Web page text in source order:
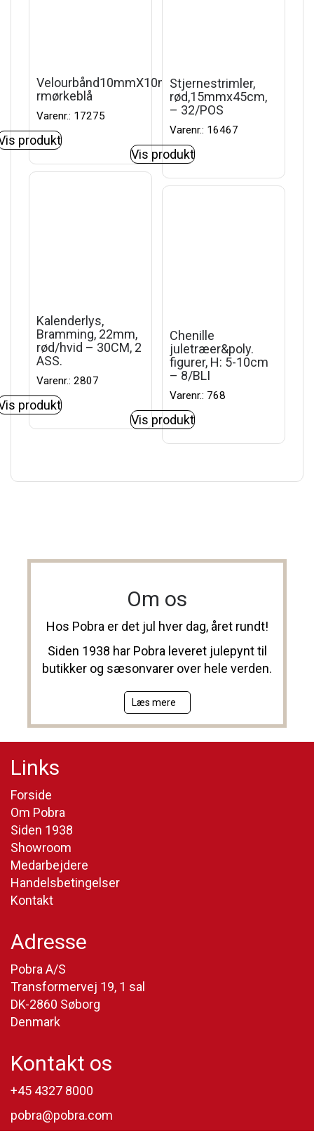
Velourbånd10mmX10m
rmørkeblå
Varenr.: 17275
produkt
Stjernestrimler,
rød,15mmx45cm,
– 32/POS
Varenr.: 16467
Vis produkt
Kalenderlys,
Bramming, 22mm,
rød/hvid – 30CM, 2
ASS.
Varenr.: 2807
produkt
Chenille
juletræer&poly.
figurer, H: 5-10cm
– 8/BLI
Varenr.: 768
Vis produkt
Om os
Hos Pobra er det jul hver dag, året rundt!
Siden 1938 har Pobra leveret julepynt til
butikker og sæsonvarer over hele verden.
Læs mere
Links
Forside
Om Pobra
Siden 1938
Showroom
Medarbejdere
Handelsbetingelser
Kontakt
Adresse
Pobra A/S
Transformervej 19, 1 sal
DK-2860 Søborg
Denmark
Kontakt os
+45 4327 8000
pobra@pobra.com